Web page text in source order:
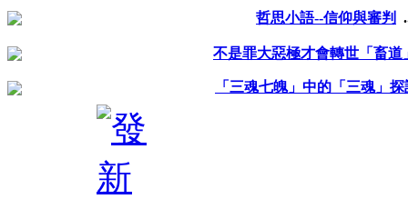
哲思小語--信仰與審判
不是罪大惡極才會轉世「畜道
「三魂七魄」中的「三魂」